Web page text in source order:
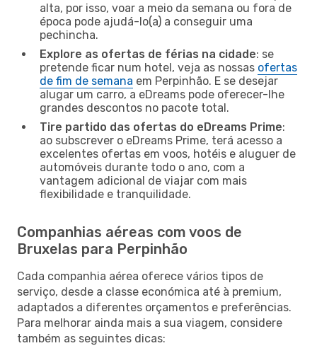
alta, por isso, voar a meio da semana ou fora de
época pode ajudá-lo(a) a conseguir uma
pechincha.
Explore as ofertas de férias na cidade: se
pretende ficar num hotel, veja as nossas ofertas
de fim de semana em Perpinhão. E se desejar
alugar um carro, a eDreams pode oferecer-lhe
grandes descontos no pacote total.
Tire partido das ofertas do eDreams Prime:
ao subscrever o eDreams Prime, terá acesso a
excelentes ofertas em voos, hotéis e aluguer de
automóveis durante todo o ano, com a
vantagem adicional de viajar com mais
flexibilidade e tranquilidade.
Companhias aéreas com voos de
Bruxelas para Perpinhão
Cada companhia aérea oferece vários tipos de
serviço, desde a classe económica até à premium,
adaptados a diferentes orçamentos e preferências.
Para melhorar ainda mais a sua viagem, considere
também as seguintes dicas: